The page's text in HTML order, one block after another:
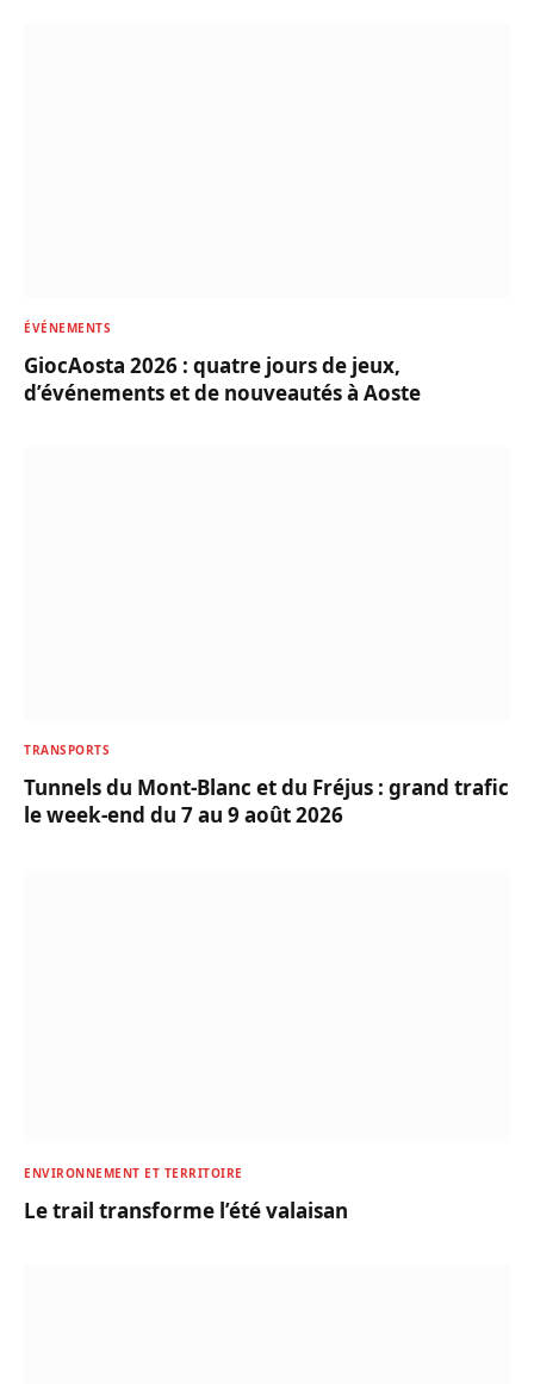
ÉVÉNEMENTS
GiocAosta 2026 : quatre jours de jeux,
d’événements et de nouveautés à Aoste
TRANSPORTS
Tunnels du Mont-Blanc et du Fréjus : grand trafic
le week-end du 7 au 9 août 2026
ENVIRONNEMENT ET TERRITOIRE
Le trail transforme l’été valaisan